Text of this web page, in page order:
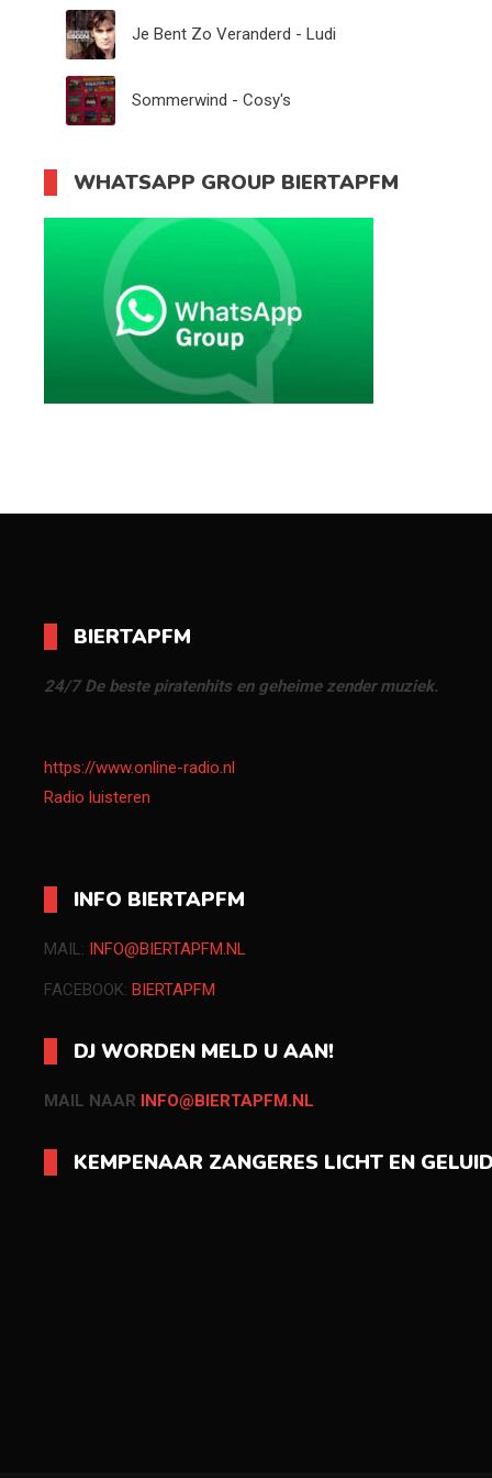
Je Bent Zo Veranderd - Ludi
Sommerwind - Cosy's
WHATSAPP GROUP BIERTAPFM
BIERTAPFM
24/7 De beste piratenhits en geheime zender muziek.
https://www.online-radio.nl
Radio luisteren
INFO BIERTAPFM
MAIL: INFO@BIERTAPFM.NL
FACEBOOK: BIERTAPFM
DJ WORDEN MELD U AAN!
MAIL NAAR INFO@BIERTAPFM.NL
KEMPENAAR ZANGERES LICHT EN